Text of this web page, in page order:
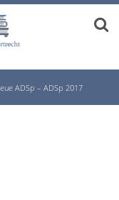
ADSp – ADSp 2017